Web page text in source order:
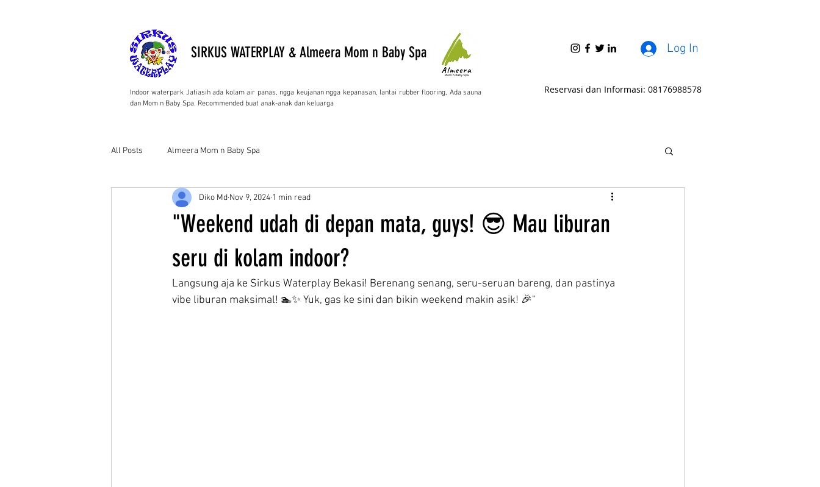
SIRKUS WATERPLAY & Almeera Mom n Baby Spa
Indoor waterpark Jatiasih ada kolam air panas, ngga keujanan ngga kepanasan, lantai rubber flooring, Ada sauna
dan Mom n Baby Spa. Recommended buat anak-anak dan keluarga
Log In
Reservasi dan Informasi: 08176988578
All Posts Almeera Mom n Baby Spa
"Weekend udah di depan mata, guys! 😎 Mau liburan
seru di kolam indoor?
Diko Md Nov 9, 2024 1 min read
Langsung aja ke Sirkus Waterplay Bekasi! Berenang senang, seru-seruan bareng, dan pastinya
vibe liburan maksimal! 🏊✨ Yuk, gas ke sini dan bikin weekend makin asik! 🎉"